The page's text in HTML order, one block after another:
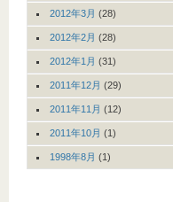
2012年3月 (28)
2012年2月 (28)
2012年1月 (31)
2011年12月 (29)
2011年11月 (12)
2011年10月 (1)
1998年8月 (1)